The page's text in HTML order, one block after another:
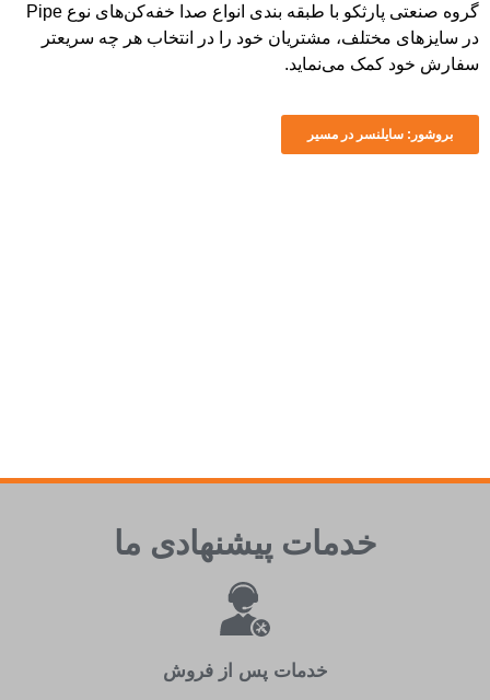
گروه صنعتی پارثکو با طبقه بندی انواع صدا خفه‌کن‌های نوع Pipe
مشتریان خود را در انتخاب هر چه سریعتر
می‌نماید.
در مسیر
خدمات پيشنهادی ما
خدمات پس از فروش